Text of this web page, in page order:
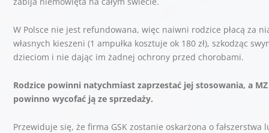
W Polsce nie jest refundowana, więc naiwni rodzice płacą za
własnych kieszeni (1 ampułka kosztuje ok 180 zł), szkodząc
dzieciom i nie dając im żadnej ochrony przed chorobami.
Rodzice powinni natychmiast zaprzestać jej stosowania, a MZ
powinno wycofać ją ze sprzedaży.
Przewiduje się, że firma GSK zostanie oskarżona o fałszerstwa